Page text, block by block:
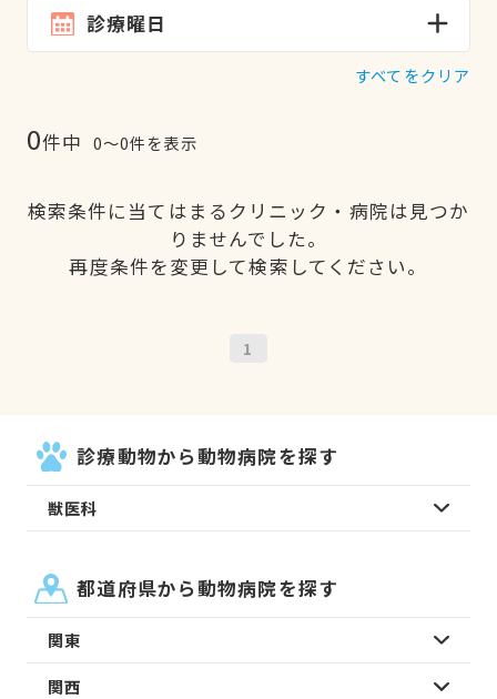
診療曜日
すべてをクリア
0件中 0〜0件を表示
検索条件に当てはまるクリニック・病院は見つか
りませんでした。
再度条件を変更して検索してください。
1
診療動物から動物病院を探す
獣医科
都道府県から動物病院を探す
関東
関西